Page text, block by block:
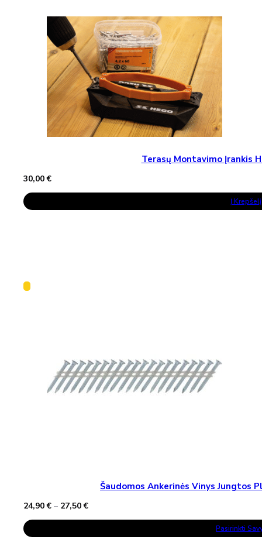
Terasų Montavimo Įrankis
30,00€
Į Krepšelį
Šaudomos Ankerinės Vinys Jungtos
24,90€ – 27,50€Price
through
Pasirinkti
This
Product
Has